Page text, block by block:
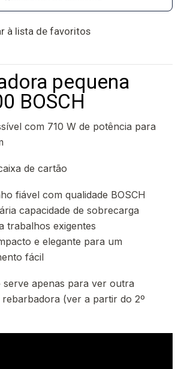
à lista de favoritos
pequena
BOSCH
com 710 W de potência para
de cartão
fiável com qualidade BOSCH
capacidade de sobrecarga
trabalhos exigentes
e elegante para um
fácil
serve apenas para ver outra
rebarbadora (ver a partir do 2º